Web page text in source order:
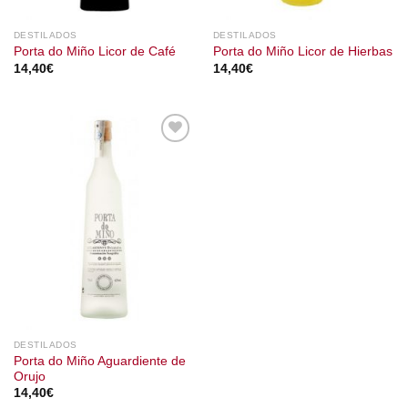
DESTILADOS
Porta do Miño Licor de Café
14,40€
DESTILADOS
Porta do Miño Licor de Hierbas
14,40€
DESTILADOS
Porta do Miño Aguardiente de
Orujo
14,40€